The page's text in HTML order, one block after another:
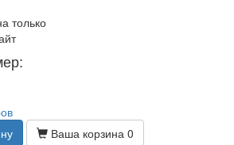
только
Ваша корзина 0